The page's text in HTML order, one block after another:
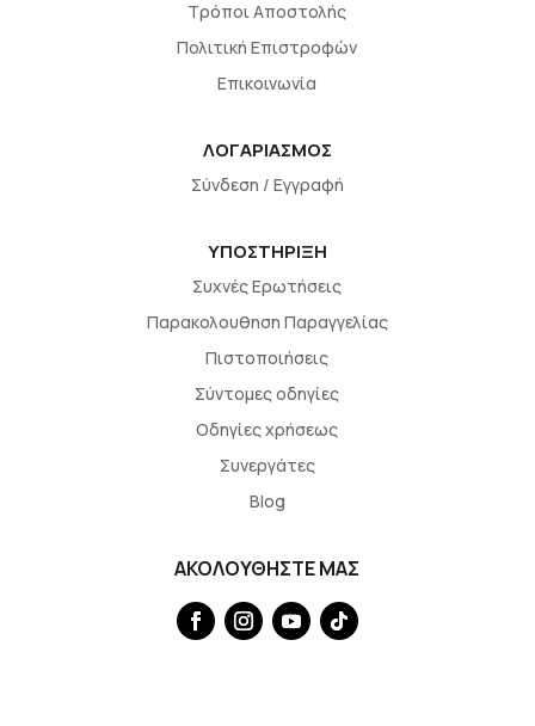
Τρόποι Αποστολής
Πολιτική Επιστροφών
Επικοινωνία
ΛΟΓΑΡΙΑΣΜΟΣ
Σύνδεση / Εγγραφή
ΥΠΟΣΤΗΡΙΞΗ
Συχνές Ερωτήσεις
Παρακολουθηση Παραγγελίας
Πιστοποιήσεις
Σύντομες οδηγίες
Οδηγίες χρήσεως
Συνεργάτες
Blog
ΑΚΟΛΟΥΘΗΣΤΕ ΜΑΣ